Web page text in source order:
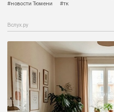
#новости Тюмени
#тк
Вслух.ру